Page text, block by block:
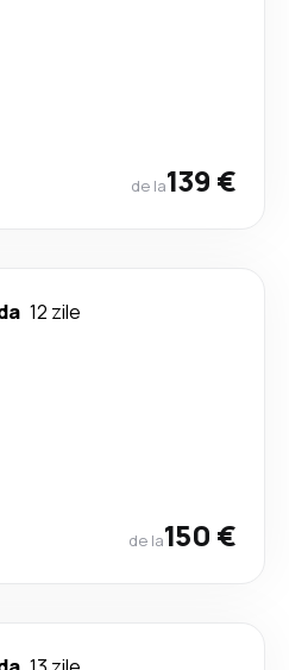
de la139 €
12 zile
de la150 €